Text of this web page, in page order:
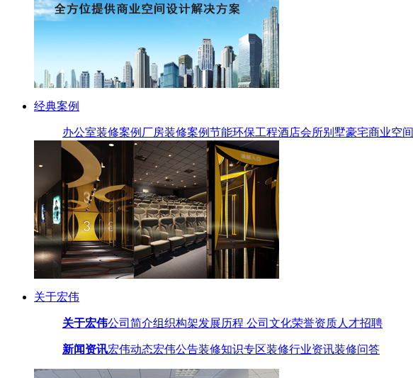
经典案例
办公室装修案例 厂房装修案例节能环保工程酒店会所别墅豪宅商业空间
关于宏伟
关于宏伟公司简介组织构架发展历程 公司文化荣誉资质人才招聘
新闻资讯宏伟动态宏伟公告装修知识专区装修行业资讯装修问答